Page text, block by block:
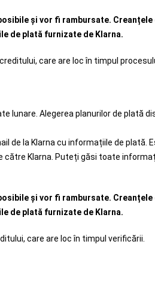
și vor fi rambursate.
de plată furnizate de Klarna.
care are loc în timpul
lunare. Alegerea planurilor de plată
de la Klarna cu informațiile de plată.
Klarna. Puteți găsi toate
și vor fi rambursate.
de plată furnizate de Klarna.
care are loc în timpul verificării.